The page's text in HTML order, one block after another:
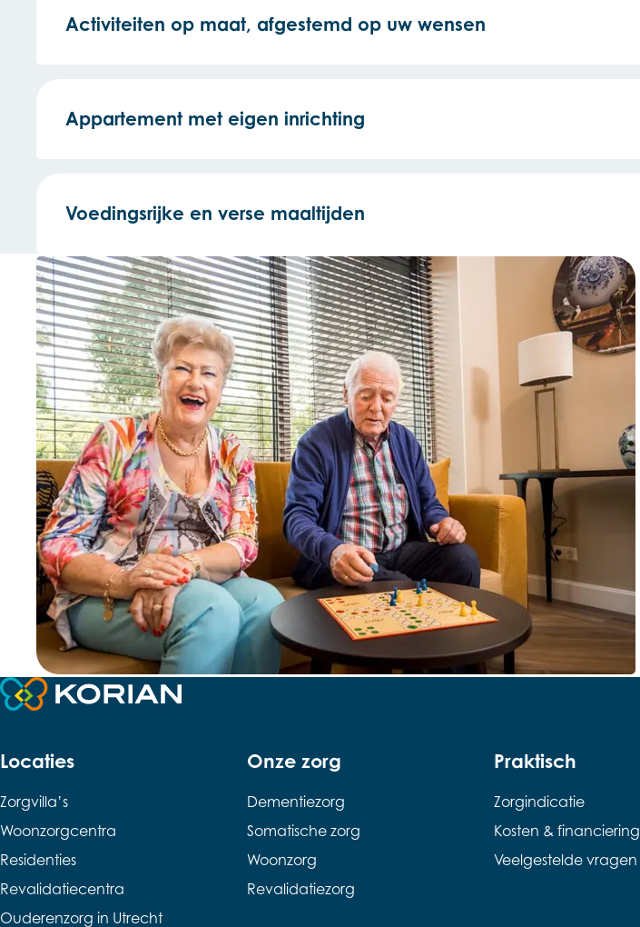
Activiteiten op maat, afgestemd op uw wensen
Appartement met eigen inrichting
Voedingsrijke en verse maaltijden
Terug naar de startpagina
Locaties
Zorgvilla’s
Woonzorgcentra
Residenties
Revalidatiecentra
Ouderenzorg in Utrecht
Onze zorg
Dementiezorg
Somatische zorg
Woonzorg
Revalidatiezorg
Praktisch
Zorgindicatie
Kosten & financiering
Veelgestelde vragen